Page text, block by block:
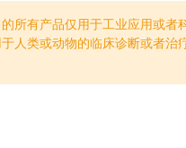
所有产品仅用于工业应用或者
人类或动物的临床诊断或者治